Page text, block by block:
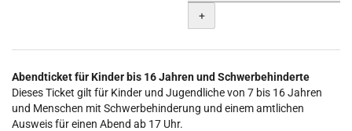
+
Abendticket für Kinder bis 16 Jahren und Schwerbehinderte
Dieses Ticket gilt für Kinder und Jugendliche von 7 bis 16 Jahren
und Menschen mit Schwerbehinderung und einem amtlichen
Ausweis für einen Abend ab 17 Uhr.